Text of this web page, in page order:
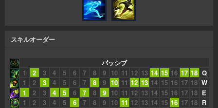
スキルオーダー
パッシブ
1
2 3 4 5 6 7 8 9 10 11 12 13 14 15 16 17 18 Q
1
2 3 4 5 6 7 8 9 10 11 12 13 14 15 16 17 18 W
1
2 3 4 5 6 7 8 9 10 11 12 13 14 15 16 17 18 E
1
2 3 4 5 6 7 8 9 10 11 12 13 14 15 16 17 18 R